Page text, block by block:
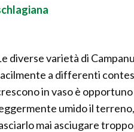
diverse varietà di
a differenti
in vaso è
umido il
mai asciugare